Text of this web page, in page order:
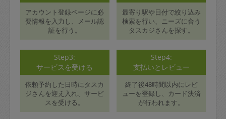
アカウント登録ページに必
要情報を入力し、メール認
証を行う。
最寄り駅や日付で絞り込み
検索を行い、ニーズに合う
タスカジさんを探す。
Step3:
サービスを受ける
依頼予約した日時にタスカ
ジさんを迎え入れ、サービ
スを受ける。
Step4:
支払いとレビュー
終了後48時間以内にレビ
ューを登録し、カード決済
が行われます。